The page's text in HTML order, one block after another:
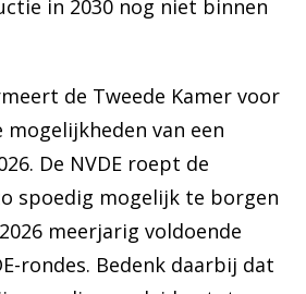
in 2030 nog niet binnen
de Tweede Kamer voor
mogelijkheden van een
De NVDE roept de
spoedig mogelijk te borgen
meerjarig voldoende
rondes. Bedenk daarbij dat